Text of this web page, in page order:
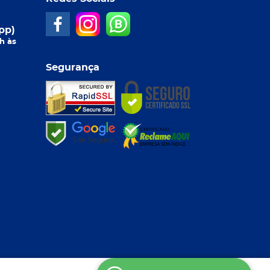
às
Segurança